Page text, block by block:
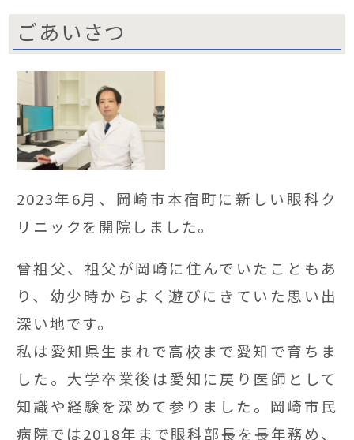
ごあいさつ
2023年6月、岡崎市本宿町に新しい眼科ク
リニックを開院しました。
曾祖父、祖父が岡崎に住んでいたこともあ
り、幼少時からよく遊びにきていた思い出
深い地です。
私は愛知県生まれで高校まで愛知で育ちま
した。大学卒業後は愛知に戻り医師として
知識や経験を深めて参りました。岡崎市民
病院では2018年まで眼科部長を長年務め、